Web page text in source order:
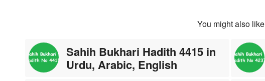
You might also like
Sahih Bukhari Hadith 4415 in
Urdu, Arabic, English